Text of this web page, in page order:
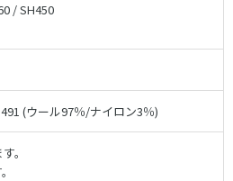
/ SH450
(ウール97％/ナイロン3％)
。